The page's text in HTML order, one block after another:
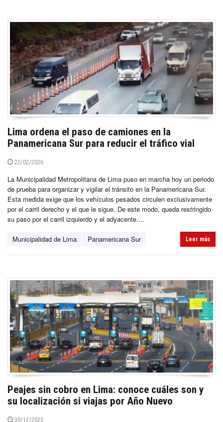
Lima ordena el paso de camiones en la
Panamericana Sur para reducir el tráfico vial
22/02/2026
La Municipalidad Metropolitana de Lima puso en marcha hoy un periodo
de prueba para organizar y vigilar el tránsito en la Panamericana Sur.
Esta medida exige que los vehículos pesados circulen exclusivamente
por el carril derecho y el que le sigue. De este modo, queda restringido
su paso por el carril izquierdo y el adyacente....
Municipalidad de Lima Panamericana Sur Leer más
Peajes sin cobro en Lima: conoce cuáles son y
su localización si viajas por Año Nuevo
30/12/2025